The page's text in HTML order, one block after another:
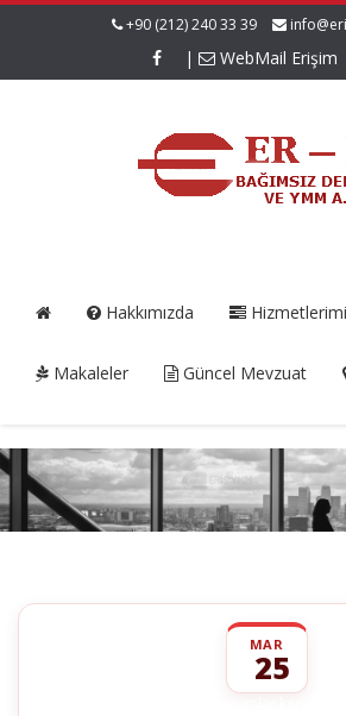
+90 (212) 240 33 39
| WebMail Erişim
Hakkımızda
Makaleler Güncel Mevzuat
MAR
25